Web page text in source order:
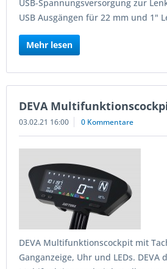
USB-Spannungsversorgung zur
USB Ausgängen für 22 mm und 1"
Mehr lesen
DEVA
03.02.21 16:00 0 Kommentare
DEVA Multifunktionscockpit mit
Ganganzeige, Uhr und LEDs. DEVA